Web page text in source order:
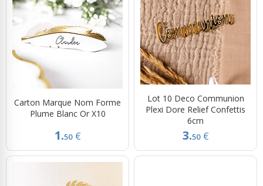
Carton Marque Nom Forme
Plume Blanc Or X10
1.50 €
Lot 10 Deco Communion
Plexi Dore Relief Confettis
6cm
3.50 €